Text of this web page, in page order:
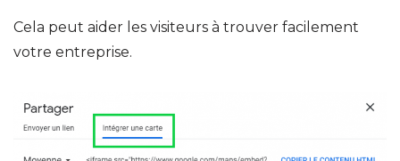
Cela peut aider les visiteurs à trouver facilement
votre entreprise.